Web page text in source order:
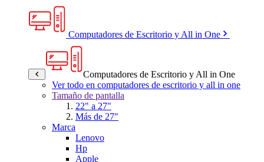
Computadores de Escritorio y All in One
Computadores de Escritorio y All in One
Ver todo en computadores de escritorio y all in one
Tamaño de pantalla
22" a 27"
Más de 27"
Marca
Lenovo
Hp
Apple